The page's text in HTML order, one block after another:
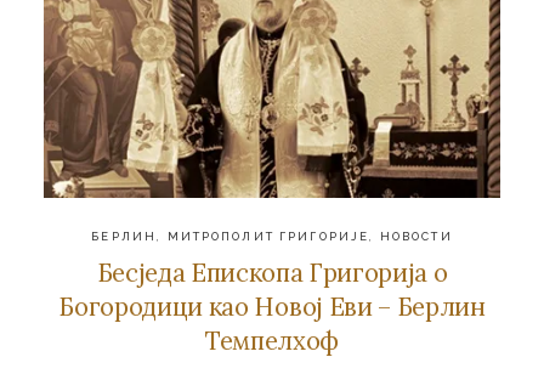
БЕРЛИН МИТРОПОЛИТ ГРИГОРИЈЕ НОВОСТИ
Бесједа Епископа Григорија о
Богородици као Новој Еви – Берлин
Темпелхоф